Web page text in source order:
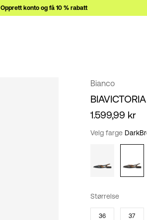
Opprett konto og få 10 % rabatt
Bianco
1.599,99 kr
Velg farge
Størrelse
36 37